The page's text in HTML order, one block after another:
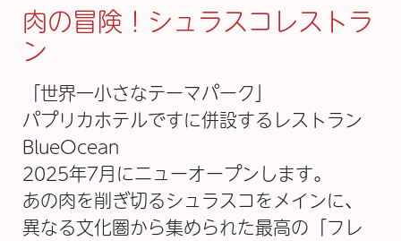
肉の冒険！シュラスコレストラ
ン
「世界一小さなテーマパーク」
パプリカホテルですに併設するレストラン
BlueOcean
2025年7月にニューオープンします。
あの肉を削ぎ切るシュラスコをメインに、
異なる文化圏から集められた最高の「フレ